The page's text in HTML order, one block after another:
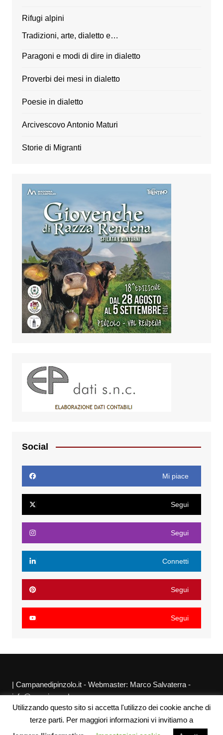
Rifugi alpini
Tradizioni, arte, dialetto e…
Paragoni e modi di dire in dialetto
Proverbi dei mesi in dialetto
Poesie in dialetto
Arcivescovo Antonio Maturi
Storie di Migranti
Social
Mi piace
Segui
Segui
Connetti
Segui
Segui
| Campanedipinzolo.it - Webmaster: Marco Salvaterra -
info@agraria.org |
Chi siamo Privacy Policy Sitemap Link utili
Utilizzando questo sito si accetta l'utilizzo dei cookie anche di
terze parti. Per maggiori informazioni vi invitiamo a